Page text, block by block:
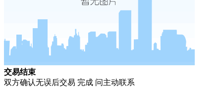
交易结束
双方确认无误后交易 完成 问主动联系